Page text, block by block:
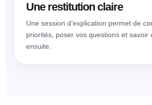
Une restitution claire
Une session d’explication permet de
priorités, poser vos questions et savoir
ensuite.